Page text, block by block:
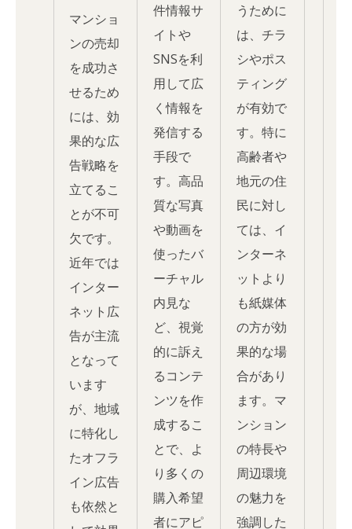
マンショ
ンの売却
を成功さ
せるため
には、効
果的な広
告戦略を
立てるこ
とが不可
欠です。
近年では
インター
ネット広
告が主流
となって
います
が、地域
に特化し
たオフラ
イン広告
も依然と
件情報サ
イトや
SNSを利
用して広
く情報を
発信する
手段で
す。高品
質な写真
や動画を
使ったバ
ーチャル
内見な
ど、視覚
的に訴え
るコンテ
ンツを作
成するこ
とで、よ
り多くの
購入希望
者にアピ
うために
は、チラ
シやポス
ティング
が有効で
す。特に
高齢者や
地元の住
民に対し
ては、イ
ンターネ
ットより
も紙媒体
の方が効
果的な場
合があり
ます。マ
ンション
の特長や
周辺環境
の魅力を
強調した